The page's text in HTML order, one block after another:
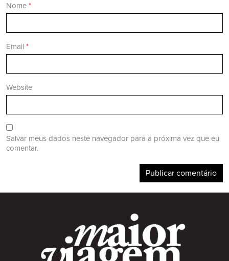
Nome *
Email *
Website
Salvar meus dados neste navegador para a próxima vez que eu
comentar.